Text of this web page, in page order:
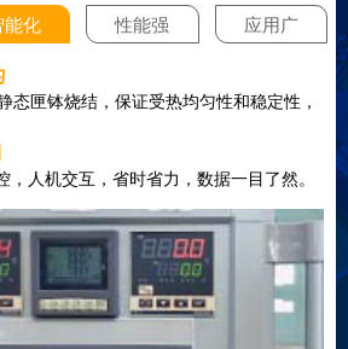
能化 性能强 应用广
态匣钵烧结，保证受热均匀性和稳定性，
，人机交互，省时省力，数据一目了然。